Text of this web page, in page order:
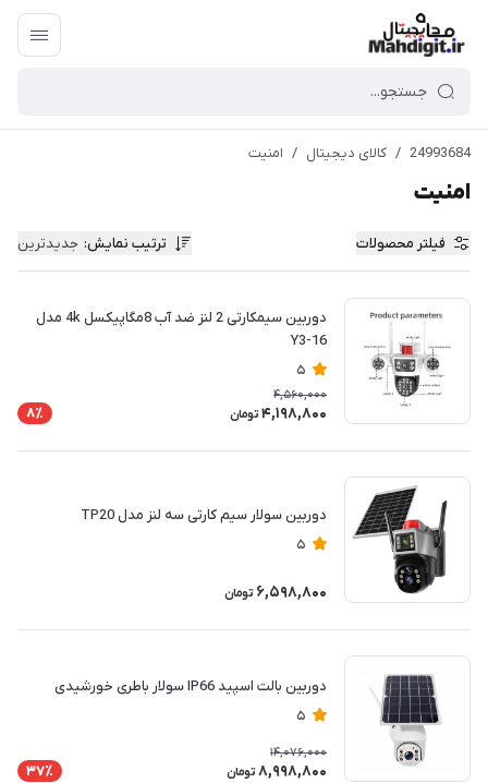
24993684
/ کالای دیجیتال / امنیت
امنیت
فیلتر محصولات ترتیب نمایش: جدیدترین
دوربین سیمکارتی 2 لنز ضد آب 8مگاپیکسل 4k مدل
Y3-16
5
4,560,000
4,198,800 تومان 8٪
دوربین سولار سیم کارتی سه لنز مدل TP20
5
6,598,800 تومان
دوربین بالت اسپید IP66 سولار باطری خورشیدی
5
14,076,000
8,998,800 تومان 37٪